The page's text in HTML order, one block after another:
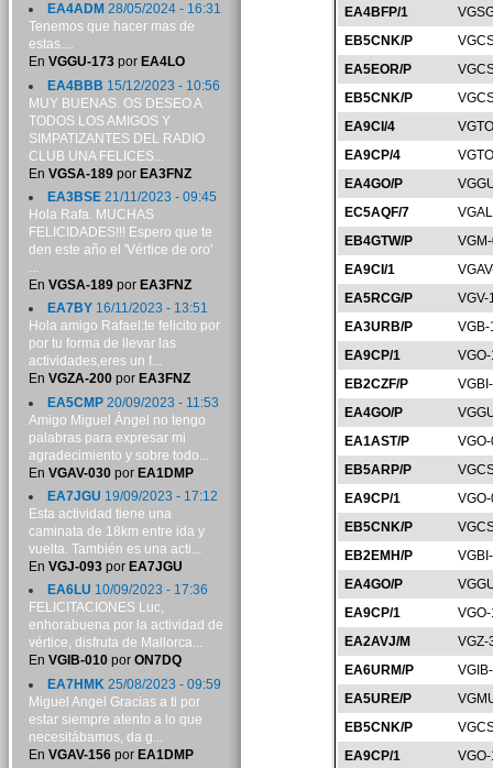
EA4BFP/1
EB5CNK/P
EA5EOR/P
EB5CNK/P
EA9CI/4
EA9CP/4
EA4GO/P
EC5AQF/7
EB4GTW/P
EA9CI/1
EA5RCG/P
VGV-
EA3URB/P
VGB-
EA9CP/1
EB2CZF/P
EA4GO/P
EA1AST/P
EB5ARP/P
EA9CP/1
EB5CNK/P
EB2EMH/P
EA4GO/P
EA9CP/1
EA2AVJ/M
VGZ-
EA6URM/P
EA5URE/P
EB5CNK/P
EA9CP/1
EA4ADM 28/05/2024 - 16:31
Tenemos que hacer mas de
estas....
En VGGU-173por EA4LO
EA4BBB 15/12/2023 - 10:56
MUY BUENAS. OS DESEO A
TODOS LOS AMIGOS Y
SIMPATIZANTES DEL RADIO
CLUB UNA FELICES...
En VGSA-189por EA3FNZ
EA3BSE21/11/2023 - 09:45
Hola Rafa. MUCHAS
FELICIDADES!!! Espero que te
den este año el 'Vértice de oro'
...
En VGSA-189por EA3FNZ
EA7BY16/11/2023 - 13:51
Hola amigo Rafael:te felicito por
por tu forma de llevar las
actividades,eres un f...
En VGZA-200por EA3FNZ
EA5CMP20/09/2023 - 11:53
Amigo Miguel Ángel no tengo
palabras para expresar mi
agradecimiento y sobre todo...
En VGAV-030por EA1DMP
EA7JGU 19/09/2023 - 17:12
Esta actividad tiene una
caminata de 18km entre ida y
vuelta. También es una acti...
En VGJ-093por EA7JGU
EA6LU 10/09/2023 - 17:36
FELICITACIONES Luc,
enhorabuena por la actividad de
vértice, disfruta de Mallorca...
En VGIB-010por ON7DQ
EA7HMK 25/08/2023 - 09:59
Miguel Angel Gracias a ti por
estar siempre atento a lo que
necesitábamos, da g...
En VGAV-156por EA1DMP